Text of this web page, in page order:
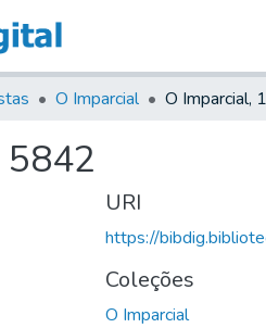
O Imparcial O Imparcial,
URI
https://
Coleções
O Imparcial